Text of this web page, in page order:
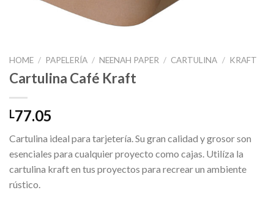
HOME / PAPELERÍA / NEENAH PAPER / CARTULINA / KRAFT
Cartulina Café Kraft
L77.05
Cartulina ideal para tarjetería. Su gran calidad y grosor son
esenciales para cualquier proyecto como cajas. Utilíza la
cartulina kraft en tus proyectos para recrear un ambiente
rústico.